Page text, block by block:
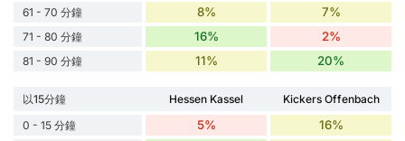
61 - 70 分鐘 8% 7%
71 - 80 分鐘 16% 2%
81 - 90 分鐘 11% 20%
以15分鐘 Hessen Kassel
Kickers Offenbach
0 - 15 分鐘
5% 16%